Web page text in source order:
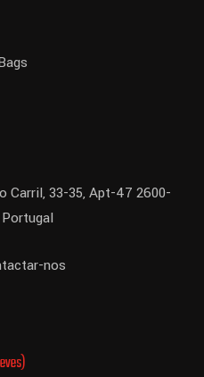
Carril, 33-35, Apt-47 2600-
Portugal
nos